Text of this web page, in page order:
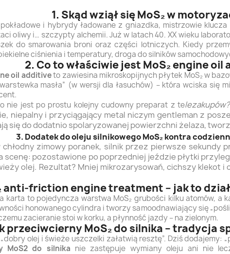
1. Skąd wziął się MoS₂ w
i hybrydy ładowane z gniazdka, mistrzowie
oliwy i… szczypty alchemii. Już w latach 40. XX wieku
do smarowania broni oraz części lotniczych. Kiedy
ciśnienia i temperatury, droga do silników
2. Co to właściwie jest MoS₂ engine oil
oil additiveto zawiesina mikroskopijnych płytek MoS₂ w
masła” (w wersji dla łasuchów) – która wciska
nie jest po prostu kolejny cudowny preparat z te
niepalny i przyciągający metal niczym gentleman z
się do dodatnio spolaryzowanej powierzchni żelaza,
3. Dodatek do oleju silnikowego MoS₂ kontra
zimowy poranek, silnik przez pierwsze sekundy
scenę: pozostawione po poprzedniej jeździe płytki
olej. Rezultat? Mniej mikrozarysowań, cichszy klekot
anti-friction engine treatment – jak to
karta to pojedyncza warstwa MoS₂ grubości kilku atomów, a
honowanego cylindra i tworzy samoodnawiający się
zacieranie stoi w korku, a płynność jazdy – na zielonym.
przeciwcierny MoS₂ do silnika – tradycja
olej i świeże uszczelki załatwią resztę”. Dziś dodajemy:
MoS2 do silnika nie zastępuje wymiany oleju ani nie